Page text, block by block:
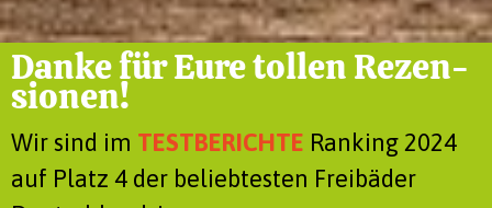
Dan­ke für Eure tol­len Rezen­
sio­nen!
Wir sind im TESTBERICHTE Ran­king 2024
auf Platz 4 der belieb­tes­ten Frei­bä­der